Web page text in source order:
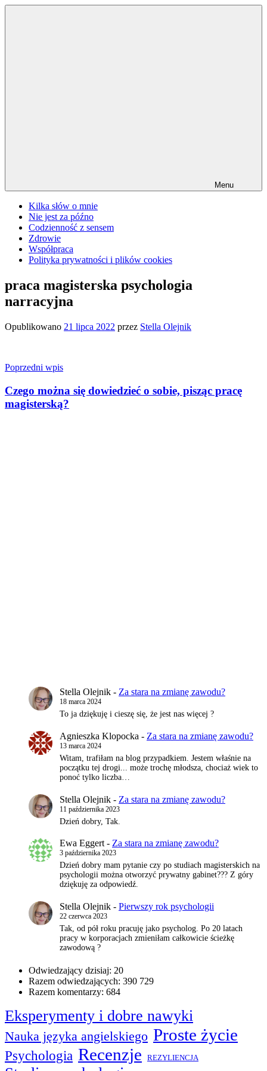
Przejdź
Menu
Kilka słów o mnie
Nie jest za późno
Codzienność z sensem
Zdrowie
Współpraca
Polityka prywatności i plików cookies
praca magisterska psychologia
narracyjna
Opublikowano 21 lipca 2022 przez Stella Olejnik
Nawigacja
wpisu
Poprzedni wpis
Czego można się dowiedzieć o sobie, pisząc pracę
magisterską?
Stella Olejnik - Za stara na zmianę zawodu?
18 marca 2024
To ja dziękuję i cieszę się, że jest nas więcej ?
Agnieszka Klopocka - Za stara na zmianę zawodu?
13 marca 2024
Witam, trafiłam na blog przypadkiem. Jestem właśnie na
początku tej drogi... może trochę młodsza, chociaż wiek to
ponoć tylko liczba…
Stella Olejnik - Za stara na zmianę zawodu?
11 października 2023
Dzień dobry, Tak.
Ewa Eggert - Za stara na zmianę zawodu?
3 października 2023
Dzień dobry mam pytanie czy po studiach magisterskich na
psychologii można otworzyć prywatny gabinet??? Z góry
dziękuję za odpowiedź.
Stella Olejnik - Pierwszy rok psychologii
22 czerwca 2023
Tak, od pół roku pracuję jako psycholog. Po 20 latach
pracy w korporacjach zmieniłam całkowicie ścieżkę
zawodową ?
Odwiedzający dzisiaj: 20
Razem odwiedzających: 390 729
Razem komentarzy: 684
Eksperymenty i dobre nawyki
Nauka języka angielskiego Proste życie
Psychologia Recenzje REZYLIENCJA